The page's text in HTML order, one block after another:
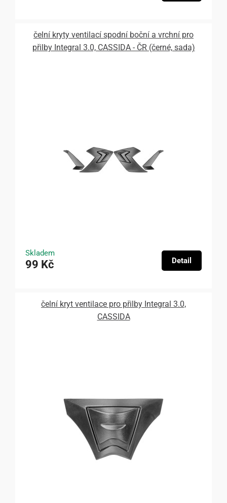
čelní kryty ventilací spodní boční a vrchní pro
přilby Integral 3.0, CASSIDA - ČR (černé, sada)
Skladem
99 Kč Detail
čelní kryt ventilace pro přilby Integral 3.0,
CASSIDA